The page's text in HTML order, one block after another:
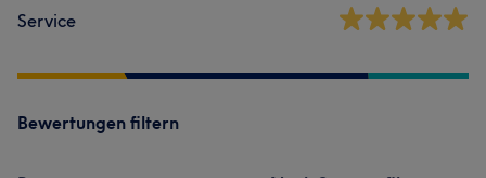
Service
Bewertungen filtern